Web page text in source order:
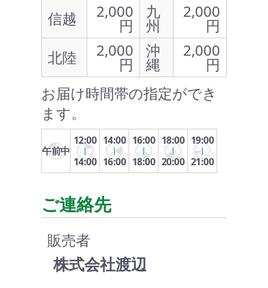
信越
2,000
円
九
州
2,000
円
北陸
2,000
円
沖
縄
2,000
円
お届け時間帯の指定ができ
ます。
午前中
12:00
14:00
14:00
16:00
16:00
18:00
18:00
20:00
19:00
21:00
ご連絡先
販売者
株式会社渡辺